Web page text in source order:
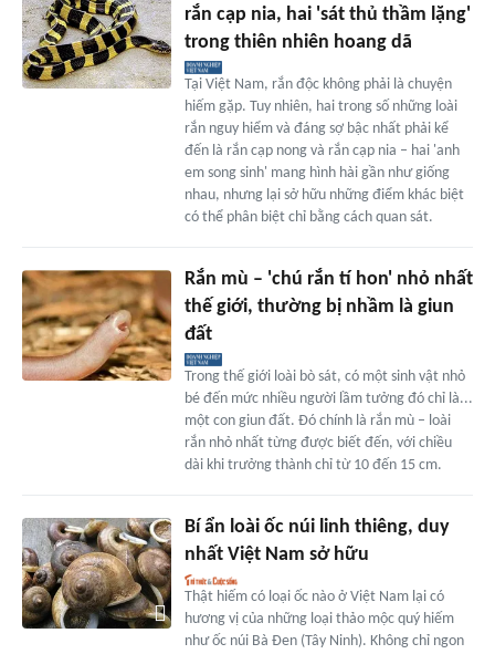
rắn cạp nia, hai 'sát thủ thầm lặng'
trong thiên nhiên hoang dã
Tại Việt Nam, rắn độc không phải là chuyện
hiếm gặp. Tuy nhiên, hai trong số những loài
rắn nguy hiểm và đáng sợ bậc nhất phải kể
đến là rắn cạp nong và rắn cạp nia – hai 'anh
em song sinh' mang hình hài gần như giống
nhau, nhưng lại sở hữu những điểm khác biệt
có thể phân biệt chỉ bằng cách quan sát.
Rắn mù – 'chú rắn tí hon' nhỏ nhất
thế giới, thường bị nhầm là giun
đất
Trong thế giới loài bò sát, có một sinh vật nhỏ
bé đến mức nhiều người lầm tưởng đó chỉ là...
một con giun đất. Đó chính là rắn mù – loài
rắn nhỏ nhất từng được biết đến, với chiều
dài khi trưởng thành chỉ từ 10 đến 15 cm.
Bí ẩn loài ốc núi linh thiêng, duy
nhất Việt Nam sở hữu
Thật hiếm có loại ốc nào ở Việt Nam lại có
hương vị của những loại thảo mộc quý hiếm
như ốc núi Bà Đen (Tây Ninh). Không chỉ ngon